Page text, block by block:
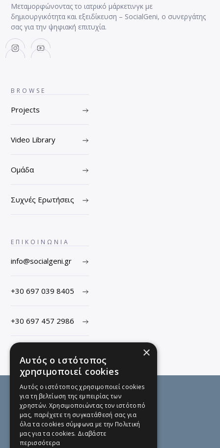
Μεταμορφώνοντας το ιατρικό μάρκετινγκ με
δημιουργικότητα και εξειδίκευση – SocialGeni, ο συνεργάτης
σας για την ψηφιακή επιτυχία.
BROWSE
Projects
Video Library
Ομάδα
Συχνές Ερωτήσεις
ΕΠΙΚΟΙΝΩΝΙΑ
info@socialgeni.gr
+30 697 039 8405
+30 697 457 2986
×
Αυτός ο ιστότοπος
χρησιμοποιεί cookies
Αυτός ο ιστότοπος χρησιμοποιεί cookies
για τη βελτίωση της εμπειρίας των
χρηστών. Χρησιμοποιώντας τον ιστότοπό
μας, παρέχετε τη συγκατάθεσή σας για
όλα τα cookies σύμφωνα με την Πολιτική
μας για τα cookies. Διαβάστε
περισσότερα